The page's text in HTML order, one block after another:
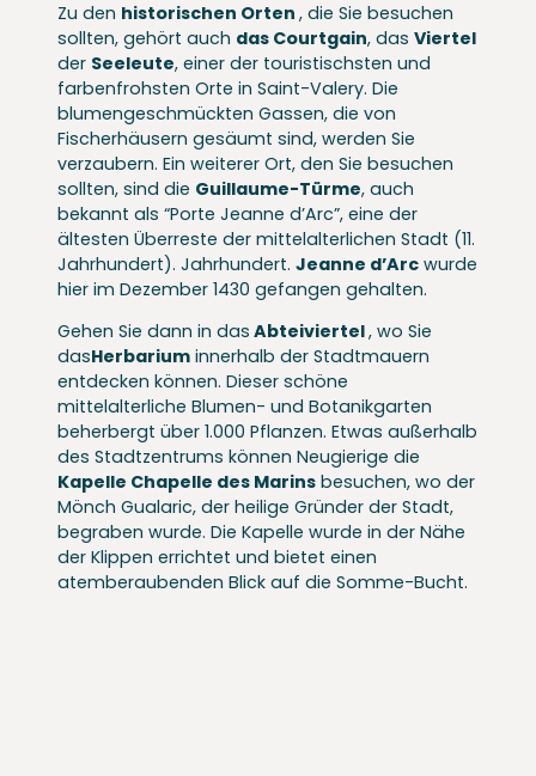
Zu den historischen Orten , die Sie besuchen
sollten, gehört auch das Courtgain, das Viertel
der Seeleute, einer der touristischsten und
farbenfrohsten Orte in Saint-Valery. Die
blumengeschmückten Gassen, die von
Fischerhäusern gesäumt sind, werden Sie
verzaubern. Ein weiterer Ort, den Sie besuchen
sollten, sind die Guillaume-Türme, auch
bekannt als “Porte Jeanne d’Arc”, eine der
ältesten Überreste der mittelalterlichen Stadt (11.
Jahrhundert). Jahrhundert. Jeanne d’Arc wurde
hier im Dezember 1430 gefangen gehalten.
Gehen Sie dann in das Abteiviertel, wo Sie
dasHerbarium innerhalb der Stadtmauern
entdecken können. Dieser schöne
mittelalterliche Blumen- und Botanikgarten
beherbergt über 1.000 Pflanzen. Etwas außerhalb
des Stadtzentrums können Neugierige die
Kapelle Chapelle des Marins besuchen, wo der
Mönch Gualaric, der heilige Gründer der Stadt,
begraben wurde. Die Kapelle wurde in der Nähe
der Klippen errichtet und bietet einen
atemberaubenden Blick auf die Somme-Bucht.